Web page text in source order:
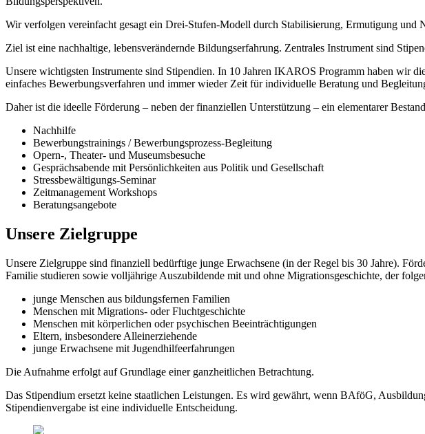
Wir verfolgen vereinfacht gesagt ein Drei-Stufen-Modell durch Stabilisierung, Ermutigung und
Ziel ist eine nachhaltige, lebensverändernde Bildungserfahrung. Zentrales Instrument sind
Unsere wichtigsten Instrumente sind Stipendien. In 10 Jahren IKAROS Programm haben wir
einfaches Bewerbungsverfahren und immer wieder Zeit für individuelle Beratung und
Daher ist die ideelle Förderung – neben der finanziellen Unterstützung – ein elementarer
Nachhilfe
Bewerbungstrainings / Bewerbungsprozess-Begleitung
Opern-, Theater- und Museumsbesuche
Gesprächsabende mit Persönlichkeiten aus Politik und Gesellschaft
Stressbewältigungs-Seminar
Zeitmanagement Workshops
Beratungsangebote
Unsere Zielgruppe
Unsere Zielgruppe sind finanziell bedürftige junge Erwachsene (in der Regel bis 30 Jahre).
Familie studieren sowie volljährige Auszubildende mit und ohne Migrationsgeschichte, der
junge Menschen aus bildungsfernen Familien
Menschen mit Migrations- oder Fluchtgeschichte
Menschen mit körperlichen oder psychischen Beeinträchtigungen
Eltern, insbesondere Alleinerziehende
junge Erwachsene mit Jugendhilfeerfahrungen
Die Aufnahme erfolgt auf Grundlage einer ganzheitlichen Betrachtung.
Das Stipendium ersetzt keine staatlichen Leistungen. Es wird gewährt, wenn BAföG,
Stipendienvergabe ist eine individuelle Entscheidung.